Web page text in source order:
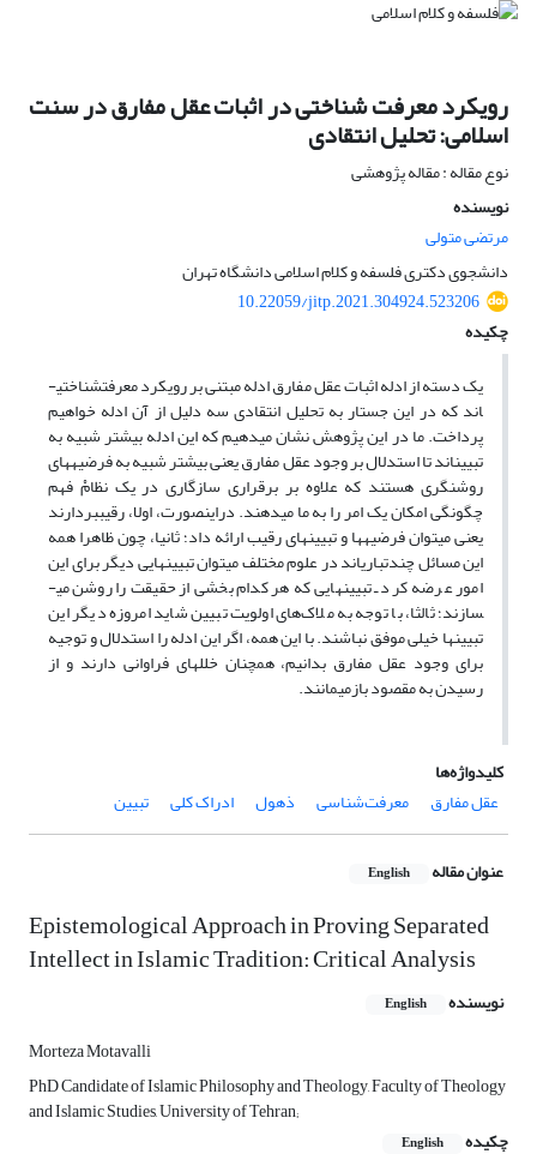
رویکرد معرفت شناختی در اثبات عقل مفارق در سنت
اسلامی: تحلیل انتقادی
نوع مقاله : مقاله پژوهشی
نویسنده
مرتضی متولی
دانشجوی دکتری فلسفه و کلام اسلامی دانشگاه تهران
10.22059/jitp.2021.304924.523206
چکیده
یک دسته از ادله اثبات عقل مفارق ادله مبتنی بر رویکرد معرفت­شناختی­
اند که در این جستار به تحلیل انتقادی سه دلیل از آن ادله خواهیم
پرداخت. ما در این پژوهش نشان می­دهیم که این ادله بیشتر شبیه به
تبیین­اند تا استدلال بر وجود عقل مفارق یعنی بیشتر شبیه به فرضیه­های
روشنگری هستند که علاوه بر برقراری سازگاری در یک نظامْ فهم
چگونگی امکان یک امر را به ما می­دهند. دراین­صورت، اولا، رقیب­بردارند
یعنی می­توان فرضیه­ها و تبیین­های رقیب ارائه داد؛ ثانیا، چون ظاهرا همه
این مسائل چندتباری­اند در علوم مختلف می­توان تبیین­هایی دیگر برای این
امور عرضه کرد ـ تبیین­هایی که هر کدام بخشی از حقیقت را روشن می­
سازند؛ ثالثا، با توجه به ملاک‌های اولویت تبیین شاید امروزه دیگر این
تبیین­ها خیلی موفق نباشند. با این همه، اگر این ادله را استدلال و توجیه
برای وجود عقل مفارق بدانیم، همچنان خلل­های فراوانی دارند و از
رسیدن به مقصود بازمی­مانند.
کلیدواژه‌ها
عقل مفارق
معرفت‌شناسی ذهول ادراک کلی تبیین
عنوان مقاله English
Epistemological Approach in Proving Separated
Intellect in Islamic Tradition: Critical Analysis
نویسنده English
Morteza Motavalli
PhD Candidate of Islamic Philosophy and Theology, Faculty of Theology
and Islamic Studies, University of Tehran;
چکیده
English